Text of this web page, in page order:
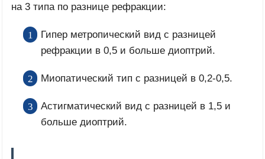
на 3 типа по разнице рефракции:
Гипер метропический вид с разницей
рефракции в 0,5 и больше диоптрий.
Миопатический тип с разницей в 0,2-0,5.
Астигматический вид с разницей в 1,5 и
больше диоптрий.